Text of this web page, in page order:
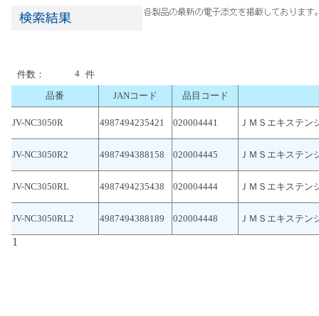
4 件
件数：
品番
JANコード 品目コード
JV-NC3050R 4987494235421 020004441 ＪＭＳエキステン
JV-NC3050R2 4987494388158 020004445 ＪＭＳエキステン
JV-NC3050RL 4987494235438 020004444 ＪＭＳエキステン
JV-NC3050RL2 4987494388189 020004448 ＪＭＳエキステン
1